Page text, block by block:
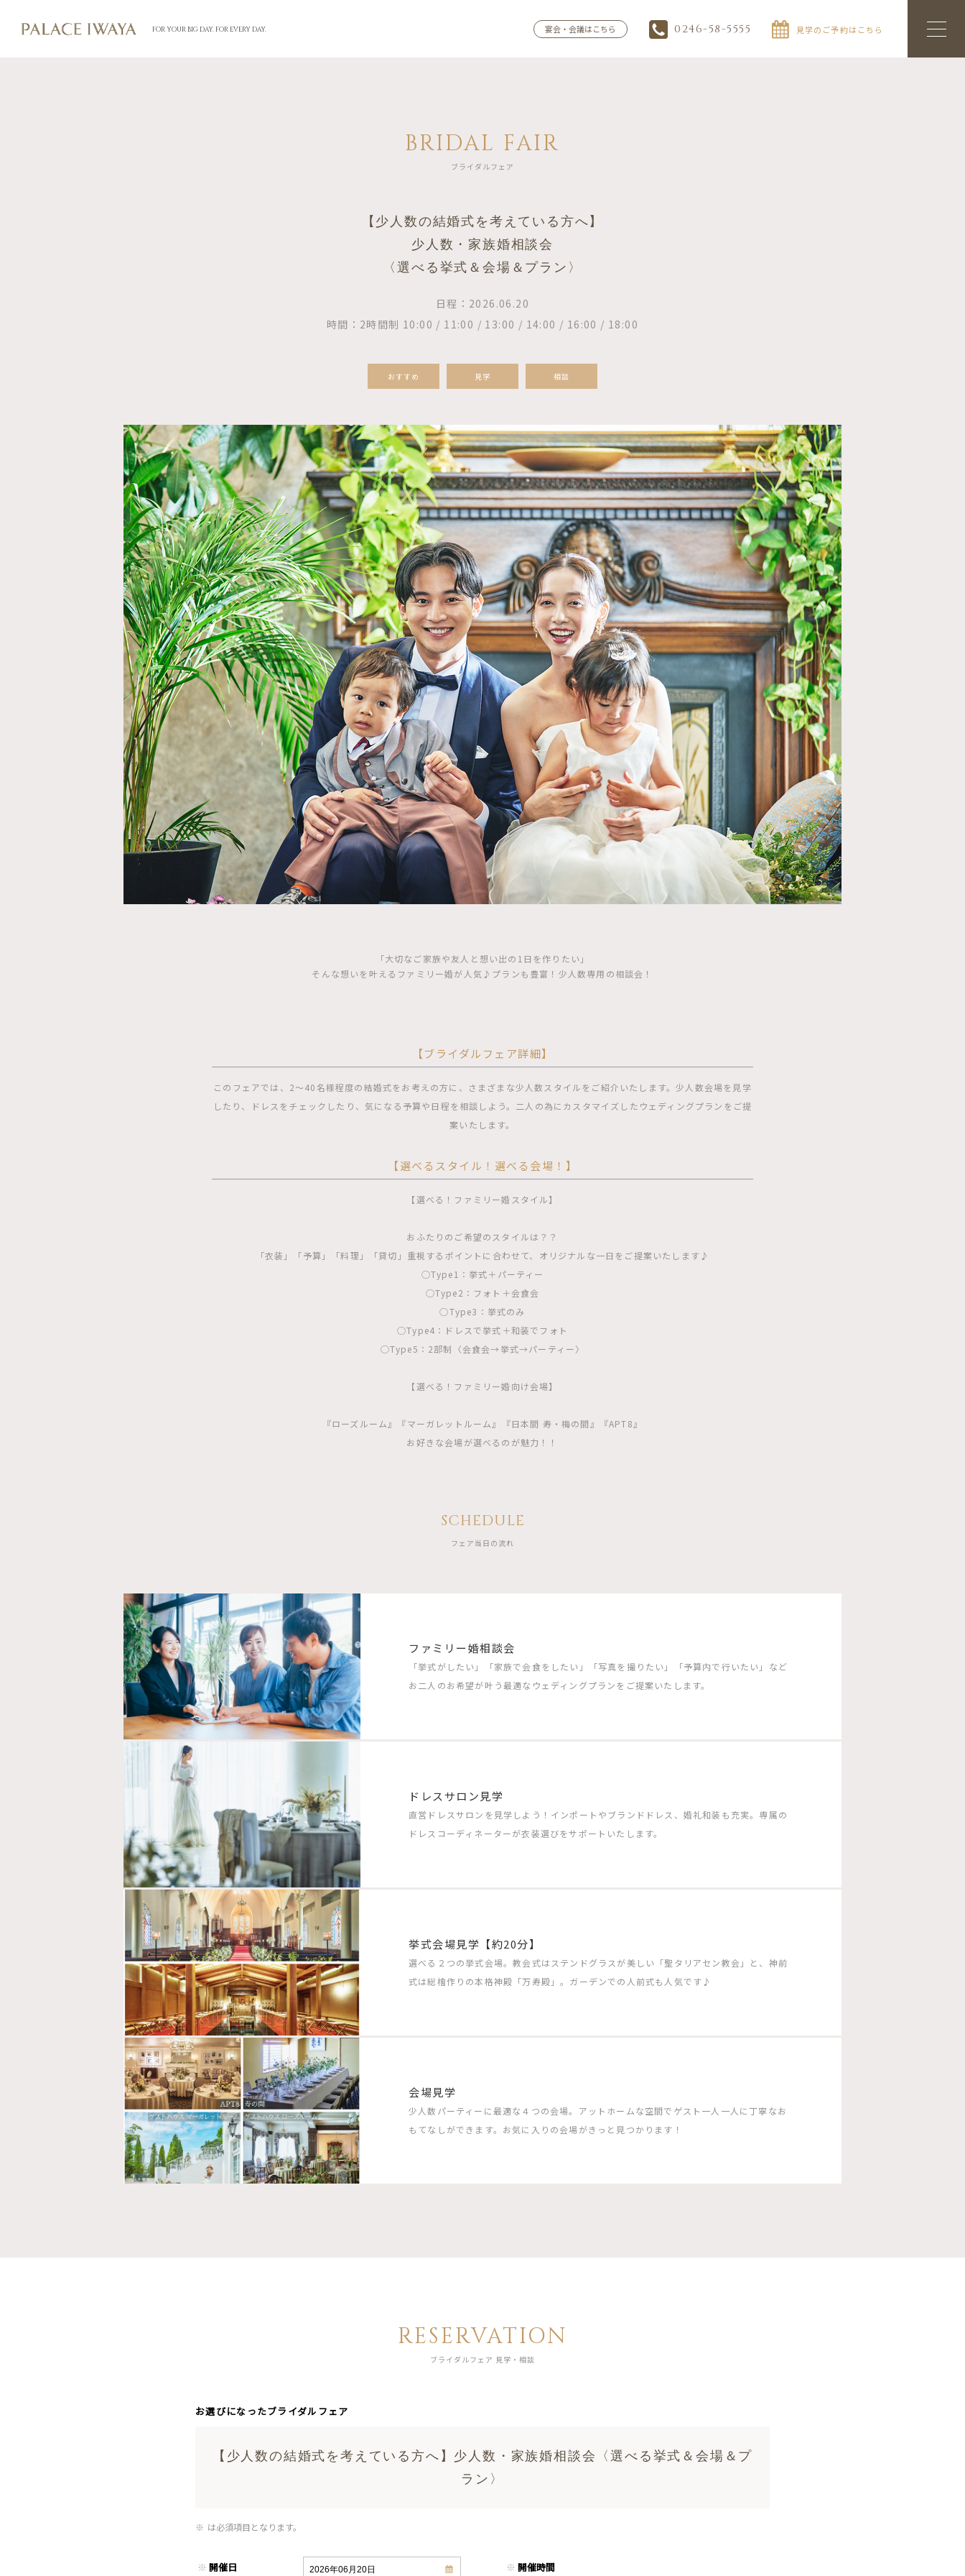
FOR YOUR BIG DAY. FOR EVERY DAY. 宴会・会議はこちら 0246-58-5555 見学のご予約はこちら
BRIDAL FAIR
ブライダルフェア
【少人数の結婚式を考えている方へ】
少人数・家族婚相談会
〈選べる挙式＆会場＆プラン〉
日程：2026.06.20
時間：2時間制 10:00 / 11:00 / 13:00 / 14:00 / 16:00 / 18:00
おすすめ 見学 相談
「大切なご家族や友人と想い出の1日を作りたい」
そんな想いを叶えるファミリー婚が人気♪プランも豊富！少人数専用の相談会！
【ブライダルフェア詳細】
このフェアでは、2〜40名様程度の結婚式をお考えの方に、さまざまな少人数スタイルをご紹介いたします。少人数会場を見学
したり、ドレスをチェックしたり、気になる予算や日程を相談しよう。二人の為にカスタマイズしたウェディングプランをご提
案いたします。
【選べるスタイル！選べる会場！】
【選べる！ファミリー婚スタイル】
おふたりのご希望のスタイルは？？
「衣装」「予算」「料理」「貸切」重視するポイントに合わせて、オリジナルな一日をご提案いたします♪
◯Type1：挙式＋パーティー
◯Type2：フォト＋会食会
◯Type3：挙式のみ
◯Type4：ドレスで挙式＋和装でフォト
◯Type5：2部制〈会食会→挙式→パーティー〉
【選べる！ファミリー婚向け会場】
『ローズルーム』『マーガレットルーム』『日本間 寿・梅の間』『APT8』
お好きな会場が選べるのが魅力！！
SCHEDULE
フェア当日の流れ
ファミリー婚相談会
「挙式がしたい」「家族で会食をしたい」「写真を撮りたい」「予算内で行いたい」など
お二人のお希望が叶う最適なウェディングプランをご提案いたします。
ドレスサロン見学
直営ドレスサロンを見学しよう！インポートやブランドドレス、婚礼和装も充実。専属の
ドレスコーディネーターが衣装選びをサポートいたします。
挙式会場見学【約20分】
選べる２つの挙式会場。教会式はステンドグラスが美しい「聖タリアセン教会」と、神前
式は総檜作りの本格神殿「万寿殿」。ガーデンでの人前式も人気です♪
会場見学
少人数パーティーに最適な４つの会場。アットホームな空間でゲスト一人一人に丁寧なお
もてなしができます。お気に入りの会場がきっと見つかります！
RESERVATION
ブライダルフェア 見学・相談
お選びになったブライダルフェア
【少人数の結婚式を考えている方へ】少人数・家族婚相談会〈選べる挙式＆会場＆プ
ラン〉
※ は必須項目となります。
※ 開催日 ※ 開催時間